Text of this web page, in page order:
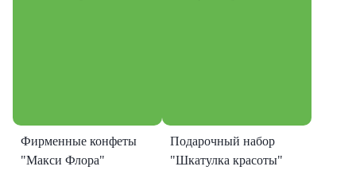
Фирменные конфеты
"Макси Флора"
Подарочный набор
"Шкатулка красоты"